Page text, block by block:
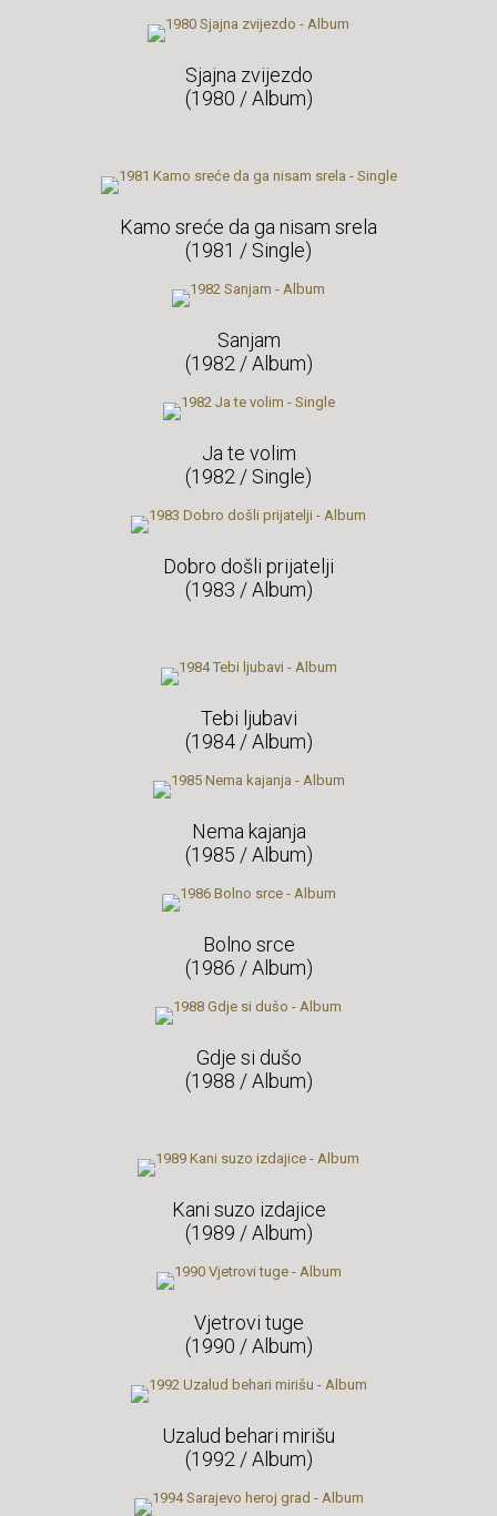
Sjajna zvijezdo
(1980 / Album)
Kamo sreće da ga nisam srela
(1981 / Single)
Sanjam
(1982 / Album)
Ja te volim
(1982 / Single)
Dobro došli prijatelji
(1983 / Album)
Tebi ljubavi
(1984 / Album)
Nema kajanja
(1985 / Album)
Bolno srce
(1986 / Album)
Gdje si dušo
(1988 / Album)
Kani suzo izdajice
(1989 / Album)
Vjetrovi tuge
(1990 / Album)
Uzalud behari mirišu
(1992 / Album)